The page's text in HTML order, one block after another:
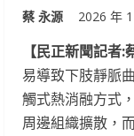
蔡 永源 2026 年
【民正新聞記者:
易導致下肢靜脈
觸式熱消融方式
周邊組織擴散，